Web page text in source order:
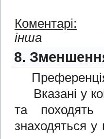
Коментарі:
інша
8.
Вказані у
та походять
знаходяться у